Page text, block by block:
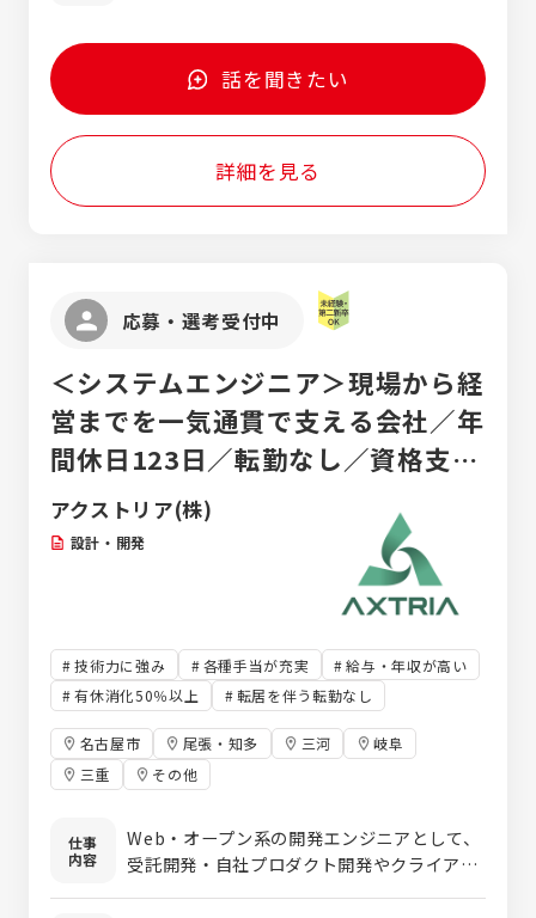
の内1-10-19 サンエイビル6F
話を聞きたい
詳細を見る
応募・選考受付中
＜システムエンジニア＞現場から経
営までを一気通貫で支える会社／年
間休日123日／転勤なし／資格支援
制度など充実した研修が魅力
アクストリア(株)
設計・開発
技術力に強み 各種手当が充実
給与・年収が高い
有休消化50％以上
転居を伴う転勤なし
名古屋市 尾張・知多 三河
岐阜
三重
その他
仕事
内容
Web・オープン系の開発エンジニアとして、
受託開発・自社プロダクト開発やクライアン